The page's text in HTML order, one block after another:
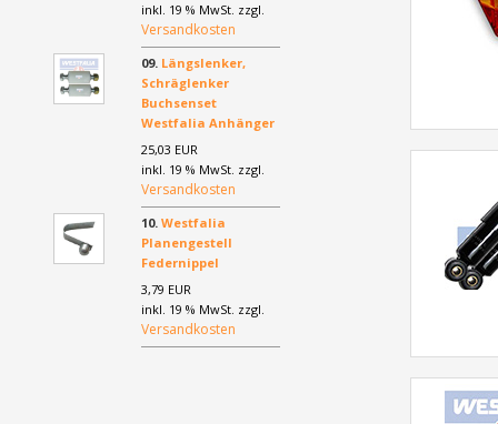
inkl. 19 % MwSt. zzgl.
Versandkosten
09. Längslenker,
Schräglenker
Buchsenset
Westfalia Anhänger
25,03 EUR
inkl. 19 % MwSt. zzgl.
Versandkosten
10. Westfalia
Planengestell
Federnippel
3,79 EUR
inkl. 19 % MwSt. zzgl.
Versandkosten